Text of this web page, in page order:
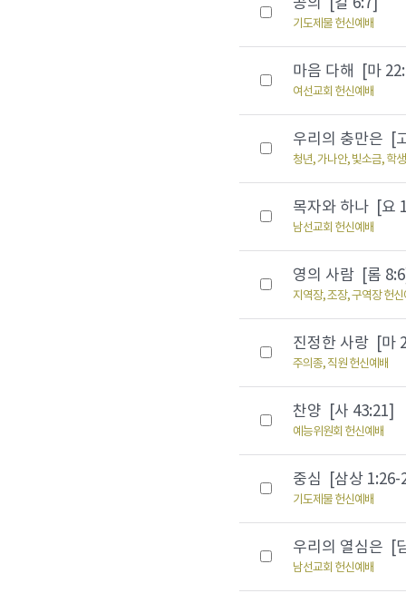
공의 [갈 6:7]
기도제물 헌신예배
마음 다해 [마
여선교회 헌신예배
우리의 충만은 [
청년, 가나안, 빛소금, 학
목자와 하나 [요
남선교회 헌신예배
영의 사람 [롬
지역장, 조장, 구역장 헌
진정한 사랑 [마
주의종, 직원 헌신예배
찬양 [사 43:21]
예능위원회 헌신예배
중심 [삼상 1:26-
기도제물 헌신예배
우리의 열심은 [
남선교회 헌신예배